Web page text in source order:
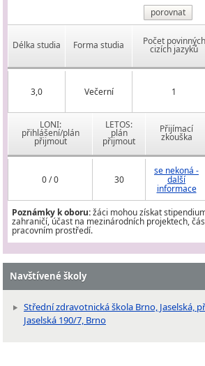
porovnat
Délka studia Forma studia Počet povinných
cizích jazyků
3,0 Večerní 1
LONI:
přihlášení/plán
přijmout
LETOS:
plán
přijmout
Přijímací
zkouška
0 / 0 30
se nekoná -
další
informace
Poznámky k oboru:žáci mohou získat
zahraničí, účast na mezinárodních projektech,
pracovním prostředí.
Navštívené školy
Střední zdravotnická škola Brno, Jaselská,
Jaselská 190/7, Brno